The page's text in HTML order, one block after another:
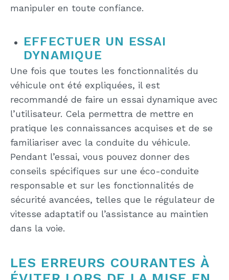
manipuler en toute confiance.
EFFECTUER UN ESSAI
DYNAMIQUE
Une fois que toutes les fonctionnalités du
véhicule ont été expliquées, il est
recommandé de faire un essai dynamique avec
l’utilisateur. Cela permettra de mettre en
pratique les connaissances acquises et de se
familiariser avec la conduite du véhicule.
Pendant l’essai, vous pouvez donner des
conseils spécifiques sur une éco-conduite
responsable et sur les fonctionnalités de
sécurité avancées, telles que le régulateur de
vitesse adaptatif ou l’assistance au maintien
dans la voie.
LES ERREURS COURANTES À